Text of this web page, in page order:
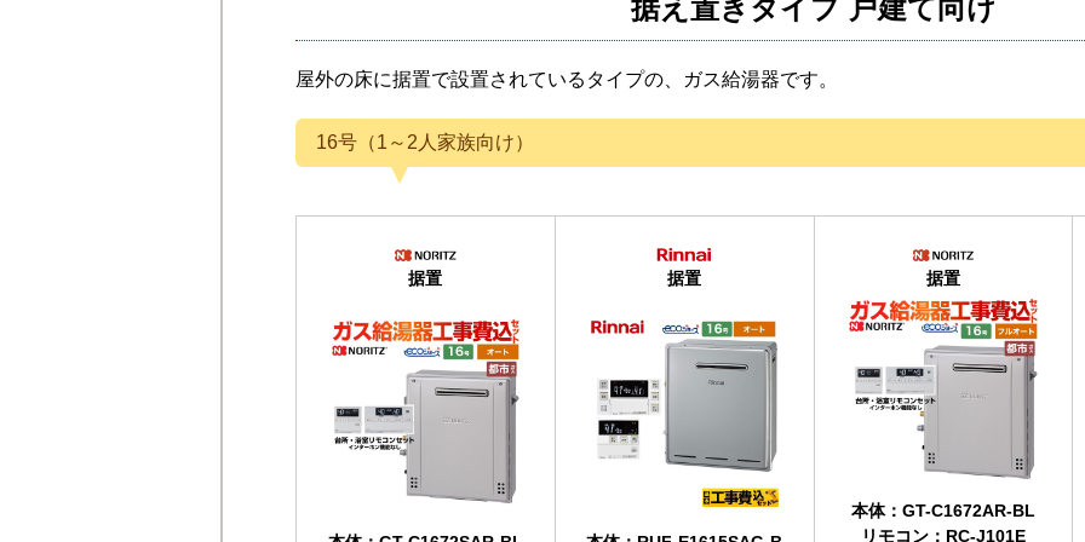
据え置きタイプ 戸建て向け
屋外の床に据置で設置されているタイプの、ガス給湯器です。
16号（1～2人家族向け）
据置 据置 据置
本体：GT-C1672AR-BL
リモコン：RC-J101E